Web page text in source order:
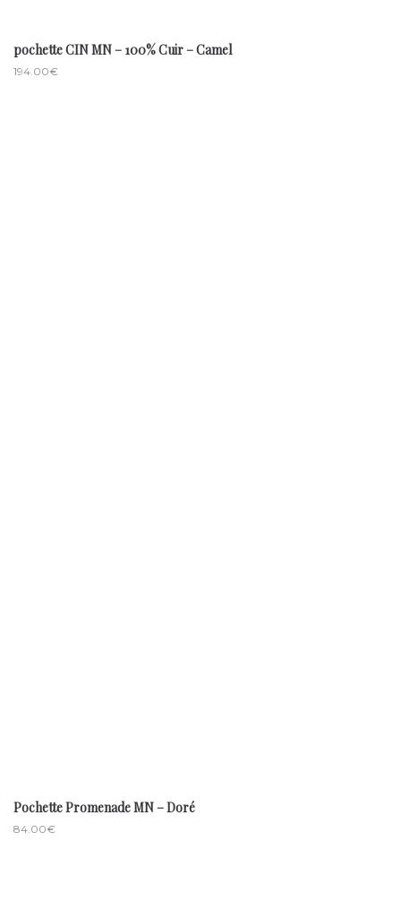
pochette CIN MN – 100% Cuir – Camel
194.00€
Pochette Promenade MN – Doré
84.00€